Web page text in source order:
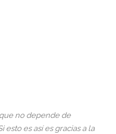
no depende de
esto es así es gracias a la